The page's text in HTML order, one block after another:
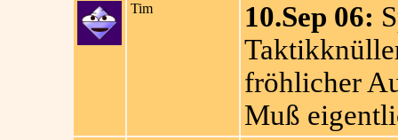
Tim 10.Sep 06:
fröhlicher
Muß